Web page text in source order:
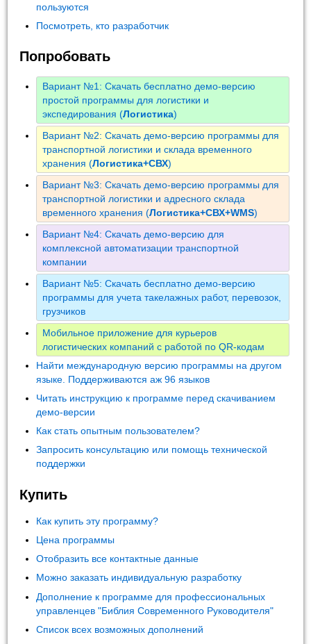
пользуются
Посмотреть, кто разработчик
Попробовать
Вариант №1: Скачать бесплатно демо-версию
простой программы для логистики и
экспедирования (Логистика)
Вариант №2: Скачать демо-версию программы для
транспортной логистики и склада временного
хранения (Логистика+СВХ)
Вариант №3: Скачать демо-версию программы для
транспортной логистики и адресного склада
временного хранения (Логистика+СВХ+WMS)
Вариант №4: Скачать демо-версию для
комплексной автоматизации транспортной
компании
Вариант №5: Скачать бесплатно демо-версию
программы для учета такелажных работ, перевозок,
грузчиков
Мобильное приложение для курьеров
логистических компаний с работой по QR-кодам
Найти международную версию программы на другом
языке. Поддерживаются аж 96 языков
Читать инструкцию к программе перед скачиванием
демо-версии
Как стать опытным пользователем?
Запросить консультацию или помощь технической
поддержки
Купить
Как купить эту программу?
Цена программы
Отобразить все контактные данные
Можно заказать индивидуальную разработку
Дополнение к программе для профессиональных
управленцев "Библия Современного Руководителя"
Список всех возможных дополнений